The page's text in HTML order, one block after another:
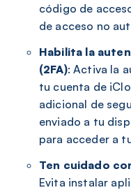
código de
de acceso no
Habilita la
(2FA): Activa la
tu cuenta de
adicional de
enviado a tu
para acceder a
Ten cuidado
Evita instalar